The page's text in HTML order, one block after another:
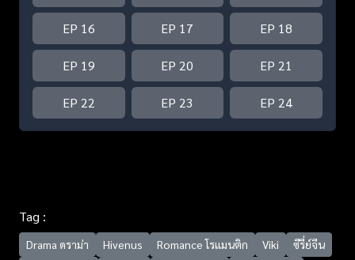
EP 16 EP 17 EP 18
EP 19 EP 20 EP 21
EP 22 EP 23 EP 24
Tag :
Drama ดราม่า Hivenus Romance โรแมนติก Viki
ซีรี่ย์จีน